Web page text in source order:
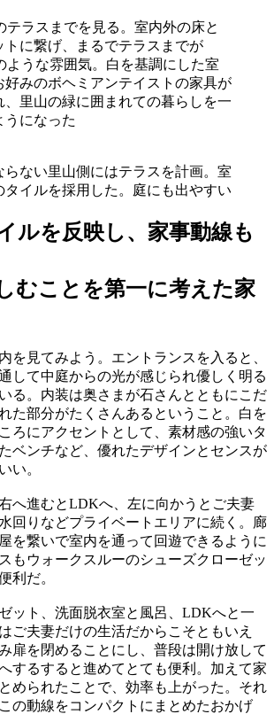
テラスまでを見る。室内外の床と
トに繋げ、まるでテラスまでが
ような雰囲気。白を基調にした室
好みのボヘミアンテイストの家具が
、里山の緑に囲まれての暮らしを一
うになった
らない里山側にはテラスを計画。室
タイルを採用した。庭にも出やすい
ルを反映し、家事動線も
むことを第一に考えた家
を見てみよう。エントランスを入ると、
して中庭からの光が感じられ優しく明る
る。内装は奥さまが石さんとともにこだ
た部分がたくさんあるということ。白を
ろにアクセントとして、素材感の強いタ
ベンチなど、優れたデザインとセンスが
い。
へ進むとLDKへ、左に向かうとご夫妻
回りなどプライベートエリアに続く。廊
を繋いで室内を通って回遊できるように
もウォークスルーのシューズクローゼッ
利だ。
ット、洗面脱衣室と風呂、LDKへと一
ご夫妻だけの生活だからこそともいえ
扉を閉めることにし、普段は開け放して
するすると進めてとても便利。加えて家
められたことで、効率も上がった。それ
の動線をコンパクトにまとめたおかげ